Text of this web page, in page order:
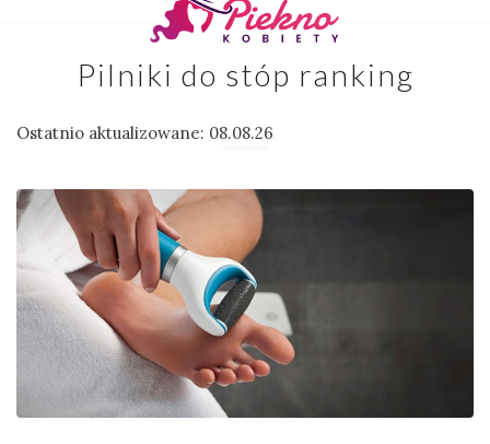
Pilniki do stóp ranking
Ostatnio aktualizowane: 08.08.26